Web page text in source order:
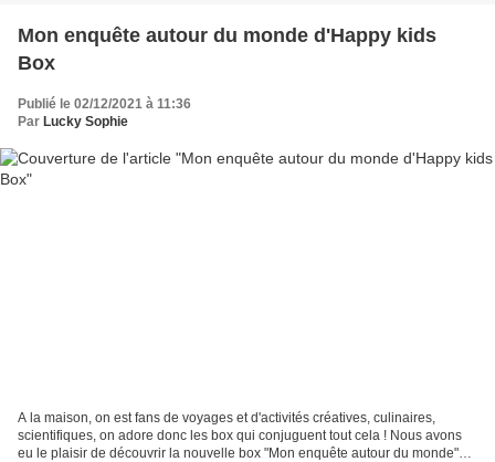
Mon enquête autour du monde d'Happy kids
Box
Publié le 02/12/2021 à 11:36
Par Lucky Sophie
A la maison, on est fans de voyages et d'activités créatives, culinaires,
scientifiques, on adore donc les box qui conjuguent tout cela ! Nous avons
eu le plaisir de découvrir la nouvelle box "Mon enquête autour du monde"